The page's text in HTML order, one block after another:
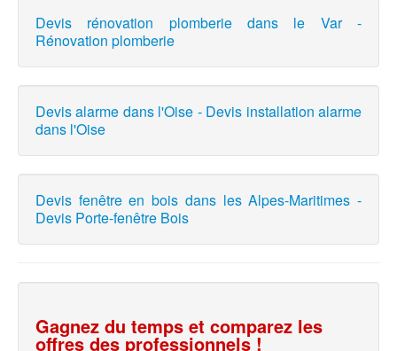
Devis rénovation plomberie dans le Var -
Rénovation plomberie
Devis alarme dans l'Oise - Devis installation alarme
dans l'Oise
Devis fenêtre en bois dans les Alpes-Maritimes -
Devis Porte-fenêtre Bois
Gagnez du temps et comparez les
offres des professionnels !